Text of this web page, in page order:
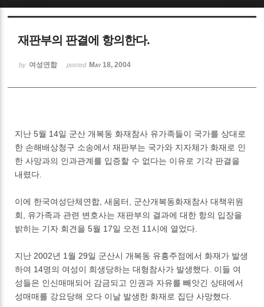
재판부의 판결에 항의한다.
by 여성연합 posted May 18, 2004
지난 5월 14일 군산 개복동 화재참사 유가족들이 국가를 상대로
한 손해배상청구 소송에서 재판부는 국가와 지자체가 화재로 인
한 사망과의 인과관계를 입증할 수 없다는 이유로 기각 판결을
내렸다.
이에 한국여성단체연합, 새움터, 군산개복동화재참사 대책위원
회, 유가족과 관련 변호사는 재판부의 결과에 대한 항의 입장을
밝히는 기자 회견을 5월 17일 오전 11시에 열었다.
지난 2002년 1월 29일 군산시 개복동 유흥주점에서 화재가 발생
하여 14명의 여성이 희생당하는 대형참사가 발생했다. 이들 여
성들은 인신매매되어 감금되고 인권과 자유를 빼앗긴 상태에서
성매매를 강요당해 오다 이날 발생한 화재로 집단 사망했다.
Sketchbook5, 스케치북5
Sketchbook5, 스케치북5